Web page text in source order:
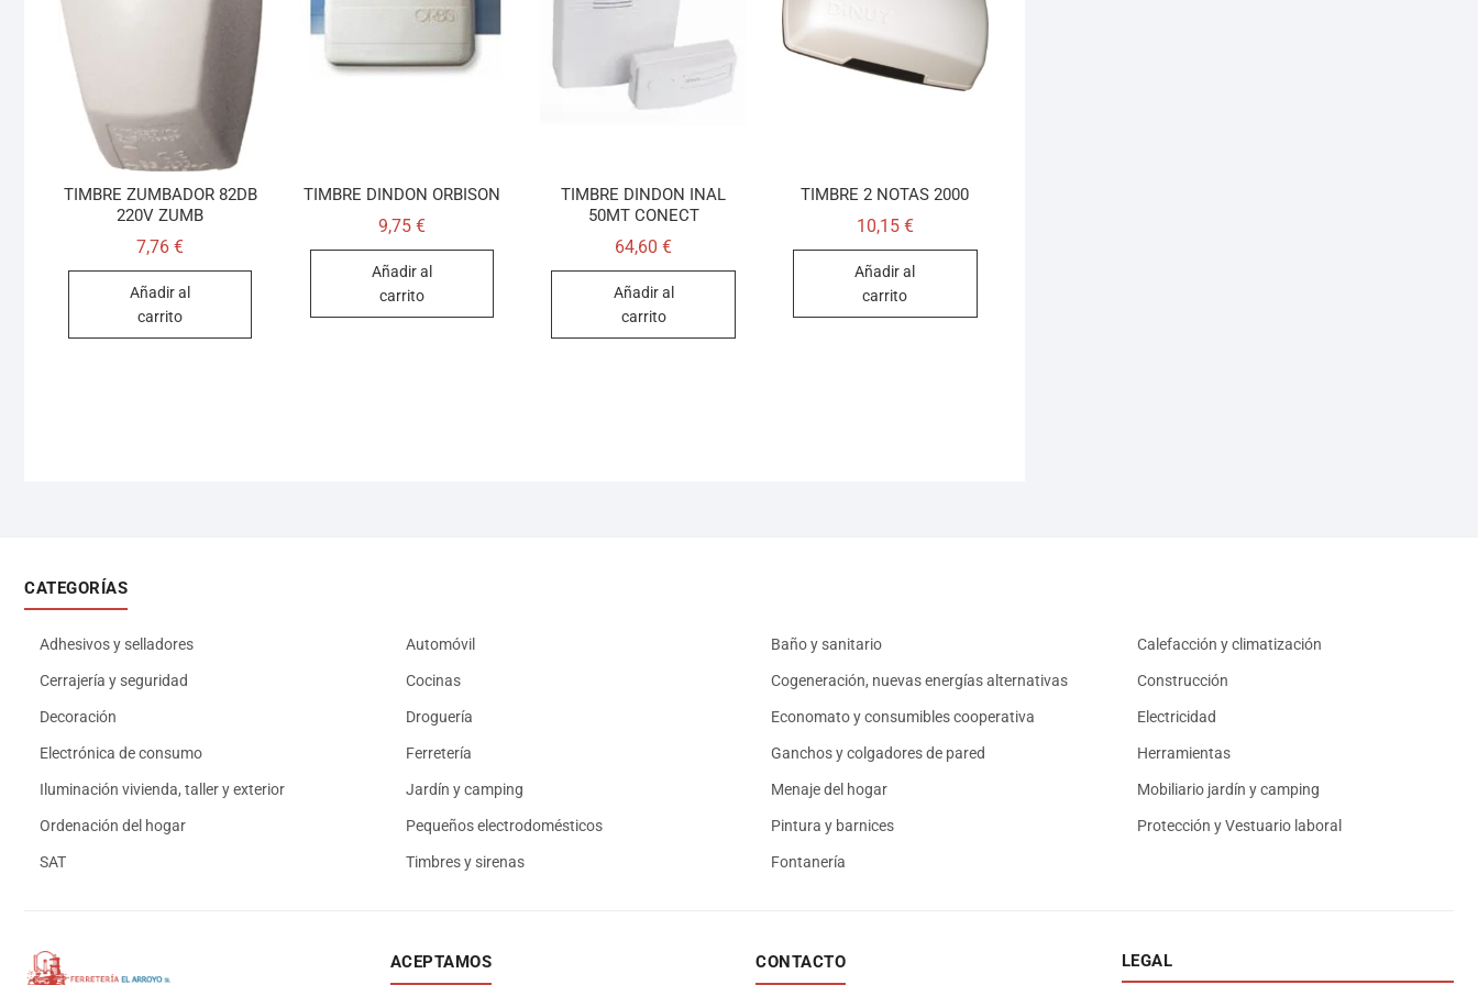
TIMBRE ZUMBADOR 82DB
220V ZUMB
7,76€
Añadir al
carrito
TIMBRE DINDON ORBISON
9,75 €
Añadir al
carrito
TIMBRE DINDON INAL
50MT CONECT
64,60€
Añadir al
carrito
TIMBRE 2 NOTAS 2000
10,15 €
Añadir al
carrito
CATEGORÍAS
Adhesivos y selladores Automóvil Baño y sanitario Calefacción y climatización
Cerrajería y seguridad Cocinas Cogeneración, nuevas energías alternativas Construcción
Decoración Droguería Economato y consumibles cooperativa Electricidad
Electrónica de consumo Ferretería Ganchos y colgadores de pared Herramientas
Iluminación vivienda, taller y exterior Jardín y camping Menaje del hogar Mobiliario jardín y camping
Ordenación del hogar Pequeños electrodomésticos Pintura y barnices Protección y Vestuario laboral
SAT Timbres y sirenas Fontanería
ACEPTAMOS CONTACTO LEGAL